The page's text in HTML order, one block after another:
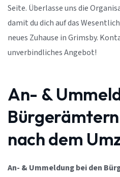
Seite. Überlasse uns die
damit du dich auf das
neues Zuhause in Grimsby.
unverbindliches Angebot!
An- &
nach dem
An- & Ummeldung bei den